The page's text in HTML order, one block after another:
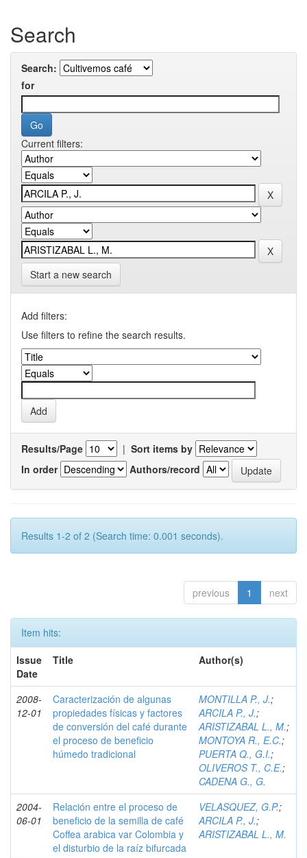
Search
Search:
for
Current filters:
Start a new search
Add filters:
Use filters to refine the search results.
Results/Page | Sort items by
In order
Authors/record
Results 1-2 of 2 (Search time: 0.001 seconds).
previous 1 next
Item hits:
Issue
Date
Title Author(s)
2008-
12-01
Caracterización de algunas
propiedades físicas y factores
de conversión del café durante
el proceso de beneficio
húmedo tradicional
MONTILLA P., J.;
ARCILA P., J.;
ARISTIZABAL L., M.;
MONTOYA R., E.C.;
PUERTA Q., G.I.;
OLIVEROS T., C.E.;
CADENA G., G.
2004-
06-01
Relación entre el proceso de
beneficio de la semilla de café
Coffea arabica var Colombia y
el disturbio de la raíz bifurcada
VELASQUEZ, G.P.;
ARCILA P., J.;
ARISTIZABAL L., M.